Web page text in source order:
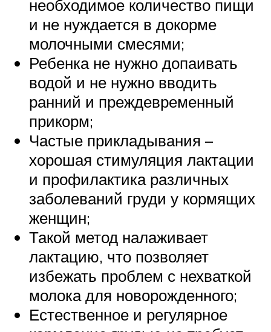
необходимое количество пищи
и не нуждается в докорме
молочными смесями;
Ребенка не нужно допаивать
водой и не нужно вводить
ранний и преждевременный
прикорм;
Частые прикладывания –
хорошая стимуляция лактации
и профилактика различных
заболеваний груди у кормящих
женщин;
Такой метод налаживает
лактацию, что позволяет
избежать проблем с нехваткой
молока для новорожденного;
Естественное и регулярное